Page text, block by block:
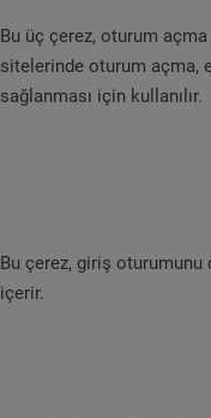
Bu üç çerez, oturum
sitelerinde oturum açma,
sağlanması için kullanılır.
Bu çerez, giriş
içerir.